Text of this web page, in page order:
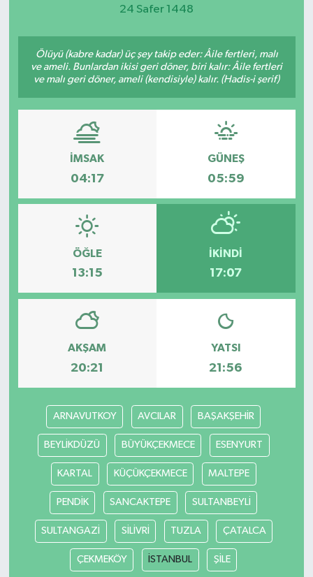
24 Safer 1448
Ölüyü (kabre kadar) üç şey takip eder: Âile fertleri, malı
ve ameli. Bunlardan ikisi geri döner, biri kalır: Âile fertleri
ve malı geri döner, ameli (kendisiyle) kalır. (Hadis-i şerif)
İMSAK
04:17
GÜNEŞ
05:59
ÖĞLE
13:15
İKINDI
17:07
AKŞAM
20:21
YATSI
21:56
ARNAVUTKOY AVCILAR BAŞAKŞEHİR
BEYLİKDÜZÜ BÜYÜKÇEKMECE ESENYURT
KARTAL KÜÇÜKÇEKMECE MALTEPE
PENDİK SANCAKTEPE SULTANBEYLİ
SULTANGAZİ SİLİVRİ TUZLA ÇATALCA
ÇEKMEKÖY İSTANBUL ŞİLE
Etkinlikler